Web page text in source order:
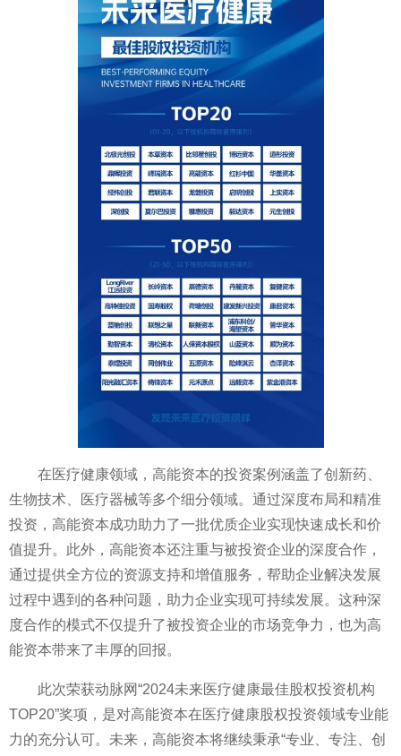
在医疗健康领域，高能资本的投资案例涵盖了创新药、
生物技术、医疗器械等多个细分领域。通过深度布局和精准
投资，高能资本成功助力了一批优质企业实现快速成长和价
值提升。此外，高能资本还注重与被投资企业的深度合作，
通过提供全方位的资源支持和增值服务，帮助企业解决发展
过程中遇到的各种问题，助力企业实现可持续发展。这种深
度合作的模式不仅提升了被投资企业的市场竞争力，也为高
能资本带来了丰厚的回报。
此次荣获动脉网“2024未来医疗健康最佳股权投资机构
TOP20”奖项，是对高能资本在医疗健康股权投资领域专业能
力的充分认可。未来，高能资本将继续秉承“专业、专注、创